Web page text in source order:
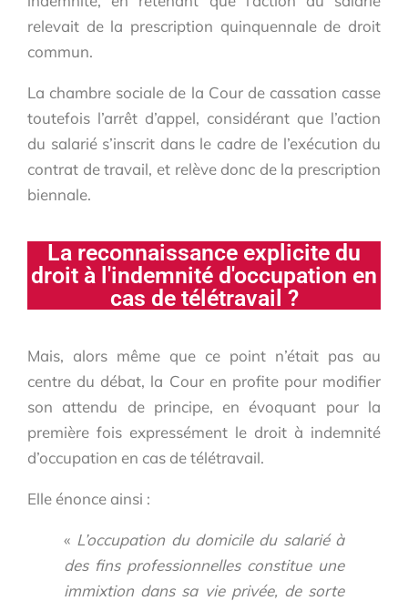
relevait de la prescription quinquennale de droit
commun.
La chambre sociale de la Cour de cassation casse
toutefois l’arrêt d’appel, considérant que l’action
du salarié s’inscrit dans le cadre de l’exécution du
contrat de travail, et relève donc de la prescription
biennale.
La reconnaissance explicite du
droit à l'indemnité d'occupation en
cas de télétravail ?
Mais, alors même que ce point n’était pas au
centre du débat, la Cour en profite pour modifier
son attendu de principe, en évoquant pour la
première fois expressément le droit à indemnité
d’occupation en cas de télétravail.
Elle énonce ainsi :
« L’occupation du domicile du salarié à
des fins professionnelles constitue une
immixtion dans sa vie privée, de sorte